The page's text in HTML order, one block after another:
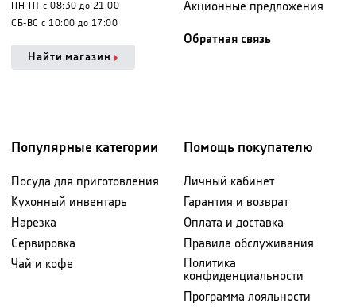
ПН-ПТ с 08:30 до 21:00
СБ-ВС с 10:00 до 17:00
Найти магазин
Акционные предложения
Обратная связь
Популярные категории
Посуда для приготовления
Кухонный инвентарь
Нарезка
Сервировка
Чай и кофе
Помощь покупателю
Личный кабинет
Гарантия и возврат
Оплата и доставка
Правила обслуживания
Политика
конфиденциальности
Программа лояльности